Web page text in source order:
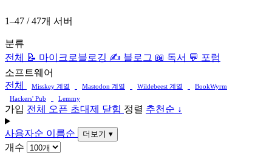
1–47 / 47개 서버
분류
전체
📝 마이크로블로깅 ✍️ 블로그 📖 독서 💬 포럼
소프트웨어
전체
Misskey 계열 Mastodon 계열 Wildebeest 계열
BookWyrm
Hackers' Pub
Lemmy
가입 전체 오픈 초대제 닫힘 정렬 추천순 ↓
사용자순 이름순 더보기 ▾
개수